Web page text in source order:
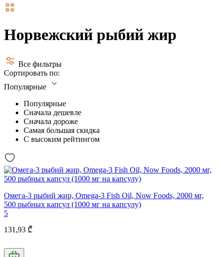
Норвежский рыбий жир
Все фильтры
Сортировать по:
Популярные
Популярные
Сначала дешевле
Сначала дороже
Самая большая скидка
С высоким рейтингом
Омега-3 рыбий жир, Omega-3 Fish Oil, Now Foods, 2000 мг,
500 рыбных капсул (1000 мг на капсулу)
5
131,93 ₾